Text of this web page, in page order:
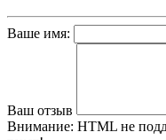
Ваше имя:
Ваш отзыв
Внимание: HTML не